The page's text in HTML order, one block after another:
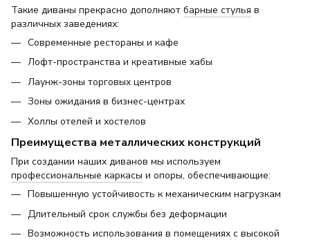
Такие диваны прекрасно дополняют барные стулья в
различных заведениях:
Современные рестораны и кафе
Лофт-пространства и креативные хабы
Лаунж-зоны торговых центров
Зоны ожидания в бизнес-центрах
Холлы отелей и хостелов
Преимущества металлических конструкций
При создании наших диванов мы используем
профессиональные каркасы и опоры, обеспечивающие:
Повышенную устойчивость к механическим нагрузкам
Длительный срок службы без деформации
Возможность использования в помещениях с высокой